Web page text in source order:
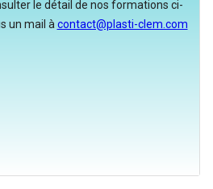
le détail de nos formations ci-
un mail à contact@plasti-clem.com